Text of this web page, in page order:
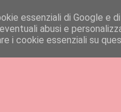
essenziali di Google e
abusi e
i cookie essenziali su